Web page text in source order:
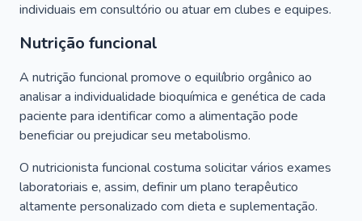
individuais em consultório ou atuar em clubes e equipes.
Nutrição funcional
A nutrição funcional promove o equilíbrio orgânico ao
analisar a individualidade bioquímica e genética de cada
paciente para identificar como a alimentação pode
beneficiar ou prejudicar seu metabolismo.
O nutricionista funcional costuma solicitar vários exames
laboratoriais e, assim, definir um plano terapêutico
altamente personalizado com dieta e suplementação.